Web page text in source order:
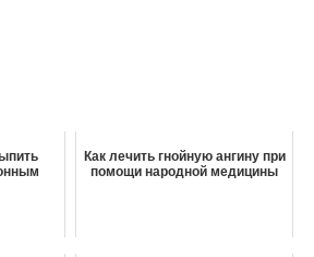
Как лечить гнойную ангину при
помощи народной медицины